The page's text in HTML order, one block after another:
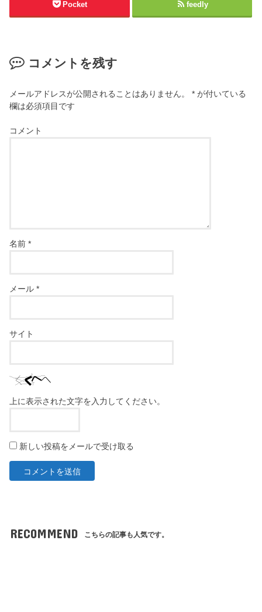
Pocket feedly
コメントを残す
メールアドレスが公開されることはありません。 * が付いている
欄は必須項目です
コメント
名前*
メール*
サイト
上に表示された文字を入力してください。
新しい投稿をメールで受け取る
RECOMMEND こちらの記事も人気です。